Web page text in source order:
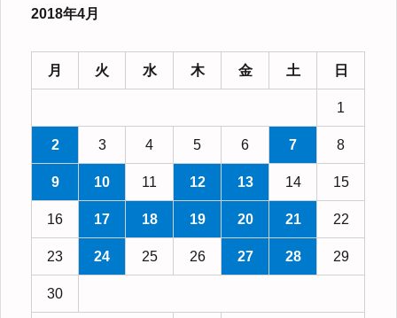
2018年4月
月 火 水 木 金 土 日
1
2 3 4 5 6 7 8
9 10 11 12 13 14 15
16 17 18 19 20 21 22
23 24 25 26 27 28 29
30